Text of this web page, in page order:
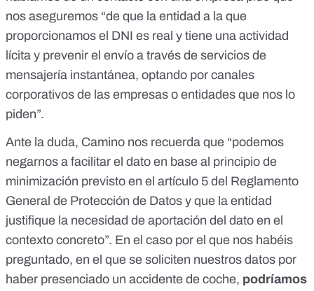
nos aseguremos “de que la entidad a la que
proporcionamos el DNI es real y tiene una actividad
lícita y prevenir el envío a través de servicios de
mensajería instantánea, optando por canales
corporativos de las empresas o entidades que nos lo
piden”.
Ante la duda, Camino nos recuerda que “podemos
negarnos a facilitar el dato en base al principio de
minimización previsto en el artículo 5 del Reglamento
General de Protección de Datos y que la entidad
justifique la necesidad de aportación del dato en el
contexto concreto”. En el caso por el que nos habéis
preguntado, en el que se soliciten nuestros datos por
haber presenciado un accidente de coche, podríamos